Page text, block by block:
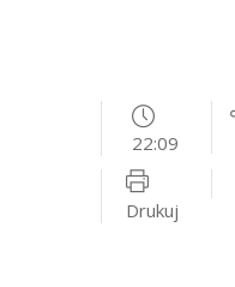
22:09
Drukuj